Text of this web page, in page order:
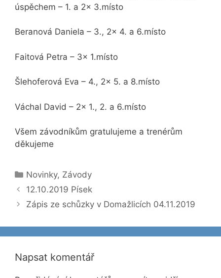
úspěchem – 1. a 2x 3.místo
Beranová Daniela – 3., 2x 4. a 6.místo
Faitová Petra – 3x 1.místo
Šlehoferová Eva – 4., 2x 5. a 8.místo
Váchal David – 2x 1., 2. a 6.místo
Všem závodníkům gratulujeme a trenérům
děkujeme
Rubriky
Novinky, Závody
12.10.2019 Písek
Zápis ze schůzky v Domažlicích 04.11.2019
Napsat komentář